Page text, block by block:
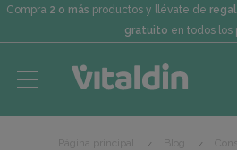
Compra 2 o más productos y llévate de
gratuito en todos los